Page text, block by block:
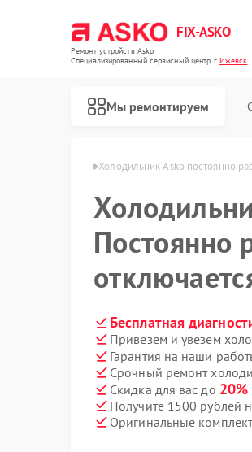
FIX-ASKO
Ремонт устройств Asko
Специализированный cервисный центр г.Ижевск
Мы ремонтируем
Asko в Ижевске Холодильник Asko постоянно
Постоянно
Бесплатная
Привезем и увезем
Гарантия на наши
Срочный ремонт
Скидка для вас до 20%
Получите 1500 рублей
Оригинальные